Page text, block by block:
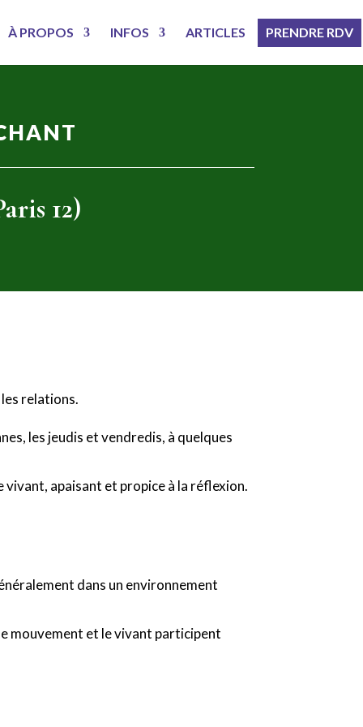
À PROPOS INFOS ARTICLES PRENDRE RDV
12)
relations.
les jeudis et vendredis, à quelques
apaisant et propice à la réflexion.
dans un environnement
mouvement et le vivant participent